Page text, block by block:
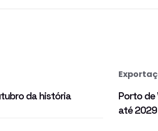
da história
Porto de
até 2029